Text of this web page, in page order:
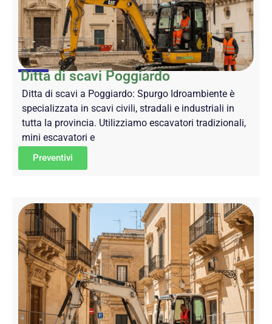
Ditta di scavi Poggiardo
Ditta di scavi a Poggiardo: Spurgo Idroambiente è
specializzata in scavi civili, stradali e industriali in
tutta la provincia. Utilizziamo escavatori tradizionali,
mini escavatori e
Preventivi